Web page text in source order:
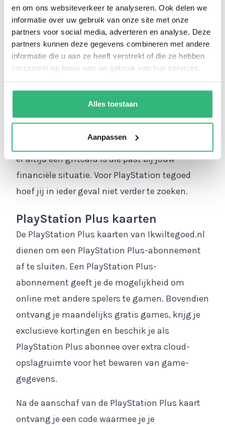
en om ons websiteverkeer te analyseren. Ook delen we
informatie over uw gebruik van onze site met onze
partners voor social media, adverteren en analyse. Deze
partners kunnen deze gegevens combineren met andere
informatie die u aan ze heeft verstrekt of die ze hebben
verzameld op basis van uw gebruik van hun services.
Alles toestaan
Aanpassen
PlayStation giftcards: playstation
tegoed als cadeau
Met onze PlayStation giftcards voeg je
eenvoudig geld toe aan je digitale
kiezen voor giftcards ter waarde van 10, 20, 25,
40, 50, 60, 100 en 120 euro. Zo weet je zeker dat
er altijd een giftcard is die past bij jouw
financiële situatie. Voor PlayStation tegoed
hoef jij in ieder geval niet verder te zoeken.
PlayStation Plus kaarten
De PlayStation Plus kaarten van Ikwiltegoed.nl
dienen om een PlayStation Plus-abonnement
af te sluiten. Een PlayStation Plus-
abonnement geeft je de mogelijkheid om
online met andere spelers te gamen. Bovendien
ontvang je maandelijks gratis games, krijg je
exclusieve kortingen en beschik je als
PlayStation Plus abonnee over extra cloud-
opslagruimte voor het bewaren van game-
gegevens.
Na de aanschaf van de PlayStation Plus kaart
ontvang je een code waarmee je je